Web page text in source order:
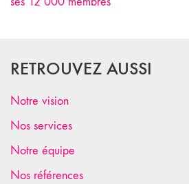
RETROUVEZ AUSSI
Notre vision
Nos services
Notre équipe
Nos références